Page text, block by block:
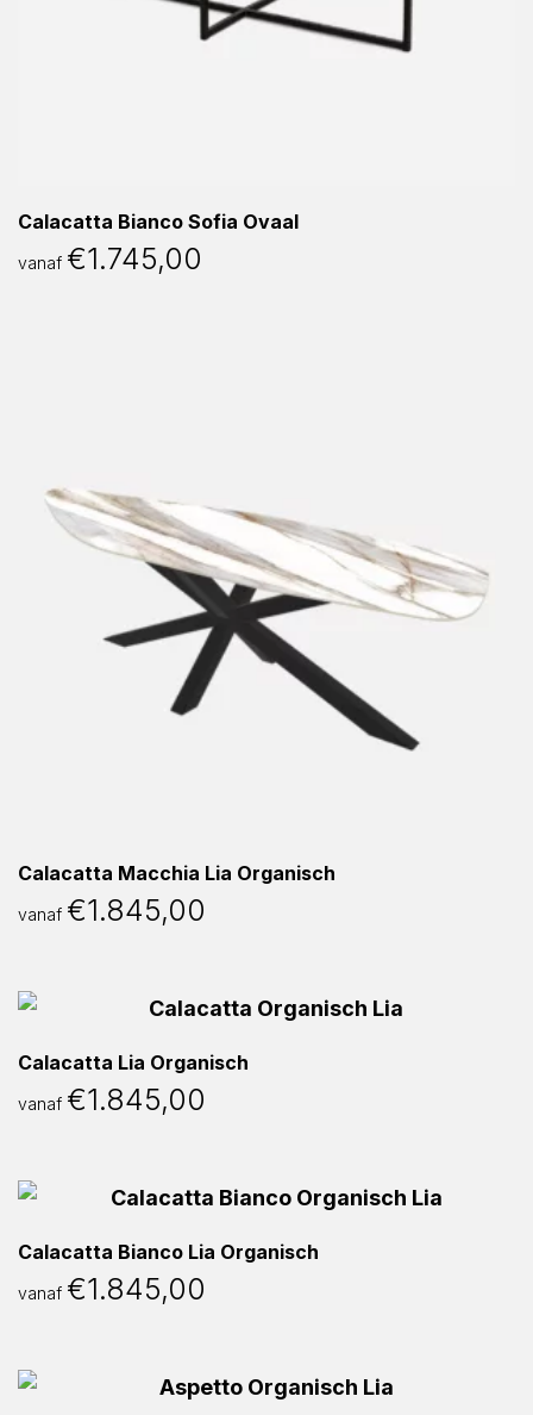
Calacatta Bianco Sofia Ovaal
vanaf €1.745,00
Calacatta Macchia Lia Organisch
vanaf €1.845,00
Calacatta Lia Organisch
vanaf €1.845,00
Calacatta Bianco Lia Organisch
vanaf €1.845,00